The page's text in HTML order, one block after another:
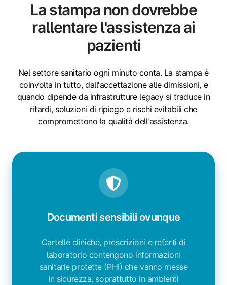
La stampa non dovrebbe
rallentare l'assistenza ai
pazienti
Nel settore sanitario ogni minuto conta. La stampa è
coinvolta in tutto, dall'accettazione alle dimissioni, e
quando dipende da infrastrutture legacy si traduce in
ritardi, soluzioni di ripiego e rischi evitabili che
compromettono la qualità dell'assistenza.
Documenti sensibili ovunque
Cartelle cliniche, prescrizioni e referti di
laboratorio contengono informazioni
sanitarie protette (PHI) che vanno messe
in sicurezza, soprattutto in ambienti